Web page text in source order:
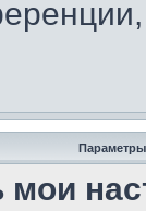
Параметры
мои